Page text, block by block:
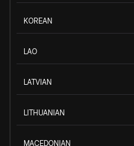
KOREAN
LAO
LATVIAN
LITHUANIAN
MACEDONIAN